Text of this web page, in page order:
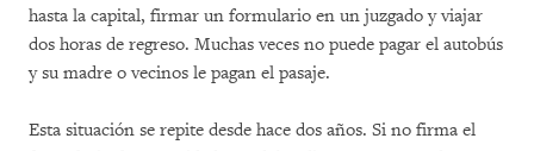
hasta la capital, firmar un formulario en un juzgado y viajar
dos horas de regreso. Muchas veces no puede pagar el autobús
y su madre o vecinos le pagan el pasaje.
Esta situación se repite desde hace dos años. Si no firma el